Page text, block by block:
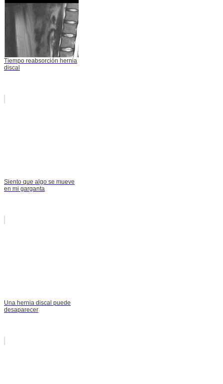
Tiempo reabsorción hernia
discal
Siento que algo se mueve
en mi garganta
Una hernia discal puede
desaparecer